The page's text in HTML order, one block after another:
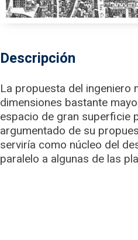
Descripción
La propuesta del ingeniero
dimensiones bastante
espacio de gran superficie
argumentado de su
serviría como núcleo del
paralelo a algunas de las